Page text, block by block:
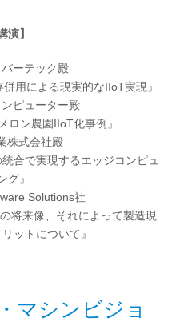
演】
ーテック殿
用による現実的なIIoT実現』
ピューター殿
ロン農園IIoT化事例』
株式会社殿
合で実現するエッジコンピュ
グ』
Solutions社
将来像、それによって製造現
ットについて』
マシンビジョ